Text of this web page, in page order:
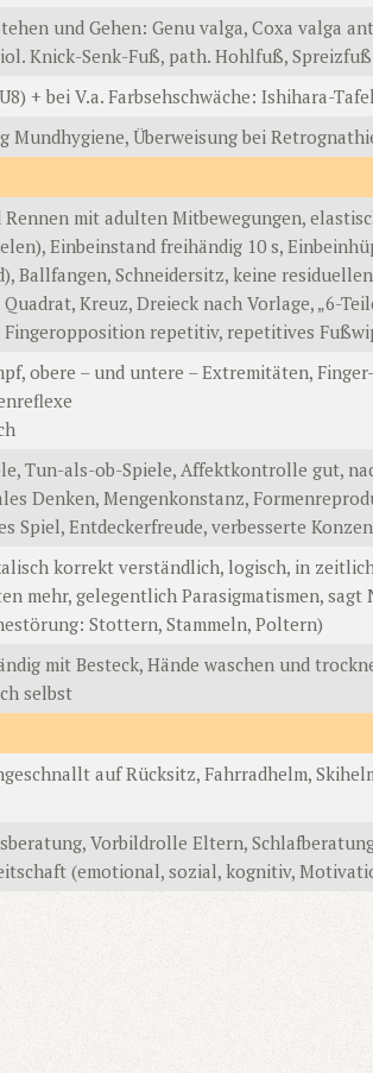
und Gehen: Genu valga, Coxa valga
Knick-Senk-Fuß, path. Hohlfuß, Spreizfuß
+ bei V.a. Farbsehschwäche: Ishihara-
Mundhygiene, Überweisung bei
Rennen mit adulten Mitbewegungen,
Einbeinstand freihändig 10 s,
Ballfangen, Schneidersitz, keine
Kreuz, Dreieck nach Vorlage, „6-
Fingeropposition repetitiv, repetitives
obere – und untere – Extremitäten,
Tun-als-ob-Spiele, Affektkontrolle gut,
Denken, Mengenkonstanz,
Spiel, Entdeckerfreude, verbesserte
korrekt verständlich, logisch, in
mehr, gelegentlich Parasigmatismen,
Stottern, Stammeln, Poltern)
mit Besteck, Hände waschen und
selbst
auf Rücksitz, Fahrradhelm,
Vorbildrolle Eltern,
(emotional, sozial, kognitiv,